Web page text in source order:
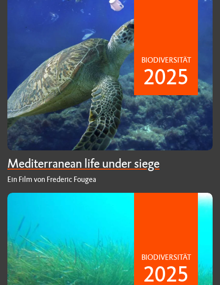
BIODIVERSITÄT
2025
Mediterranean life under siege
Ein Film von Frederic Fougea
BIODIVERSITÄT
2025